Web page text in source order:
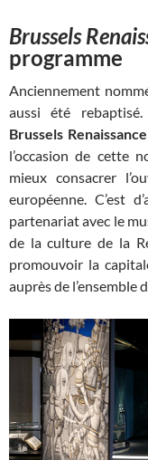
Brussels
programme
Anciennement
aussi été
Brussels
l’occasion de cette
mieux consacrer
européenne. C’est
partenariat avec le
de la culture de la
promouvoir la
auprès de l’ensemble